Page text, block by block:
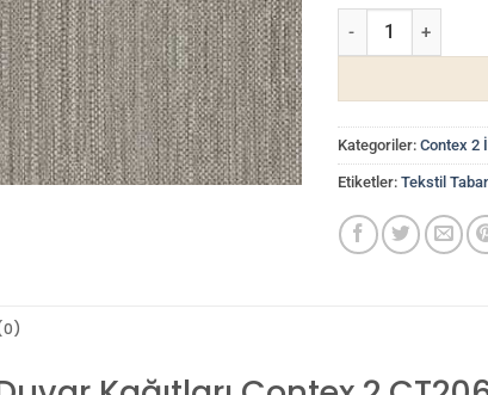
Tekstil Tabanlı
Kategoriler: Contex 2
Etiketler: Tekstil